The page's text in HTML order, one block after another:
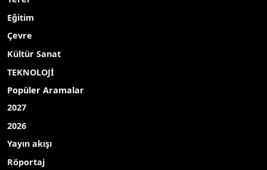
Eğitim
Çevre
Kültür Sanat
TEKNOLOJİ
Popüler Aramalar
2027
2026
Yayın akışı
Röportaj